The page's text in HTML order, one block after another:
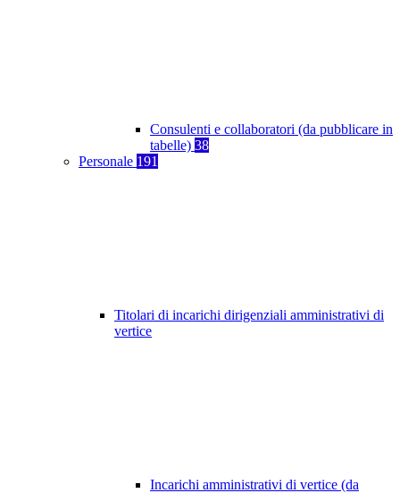
Consulenti e collaboratori (da pubblicare in
tabelle) 38
Personale 191
Titolari di incarichi dirigenziali amministrativi di
vertice
Incarichi amministrativi di vertice (da